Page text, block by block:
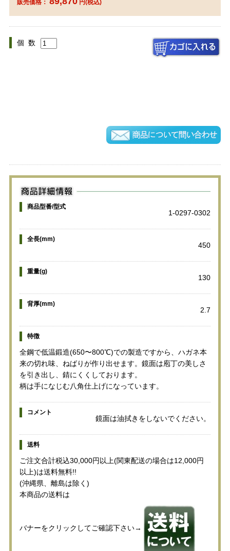
販売価格： 円(税込)
個 数
商品型番/型式
1-0297-0302
全長(mm)
450
重量(g)
130
背厚(mm)
2.7
特徴
全鋼で低温鍛造(650〜800℃)での製造ですから、ハガネ本
来の切れ味、ねばりが作り出せます。鏡面は庖丁の美しさ
を引き出し、錆にくくしております。
柄は手になじむ八角仕上げになっています。
コメント
鏡面は油拭きをしないでください。
送料
ご注文合計税込30,000円以上(関東配送の場合は12,000円
以上)は送料無料!!
(沖縄県、離島は除く)
本商品の送料は
バナーをクリックしてご確認下さい→